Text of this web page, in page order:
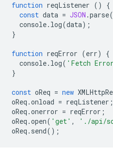
function reqListener ()
{
const data = JSON .parse(
console. log(data);
}
function reqError (err)
{
console. log( 'Fetch
}
const oReq = new
oReq .onload = reqListener ;
oReq .onerror = reqError ;
oReq .open( 'get' , './api/
oReq . send();